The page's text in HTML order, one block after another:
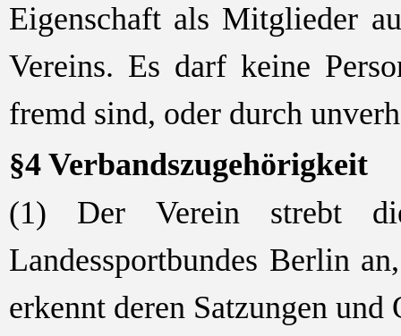
Eigenschaft als Mitglieder
Vereins. Es darf keine
fremd sind, oder durch
§4 Verbandszugehörigkeit
(1) Der Verein strebt
Landessportbundes Berlin
erkennt deren Satzungen und